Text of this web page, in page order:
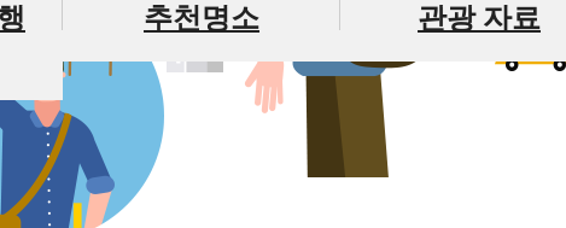
추천명소 관광 자료